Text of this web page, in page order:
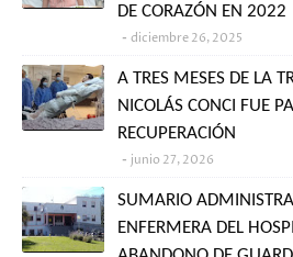
DE CORAZÓN EN 2022
diciembre 26, 2025
A TRES MESES DE LA
NICOLÁS CONCI FUE
RECUPERACIÓN
junio 27, 2026
SUMARIO
ENFERMERA DEL